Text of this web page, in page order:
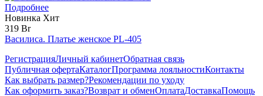
Подробнее
Новинка Хит
319 Br
Василиса. Платье женское PL-405
РегистрацияЛичный кабинетОбратная связь
Публичная офертаКаталогПрограмма лояльностиКонтакты
Как выбрать размер?Рекомендации по уходу
Как оформить заказ?Возврат и обменОплатаДоставкаПомощь